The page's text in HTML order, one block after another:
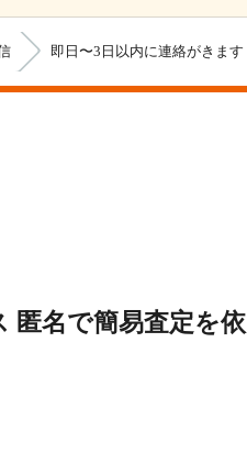
即日〜3日以内に連絡がきます
匿名で簡易査定を依